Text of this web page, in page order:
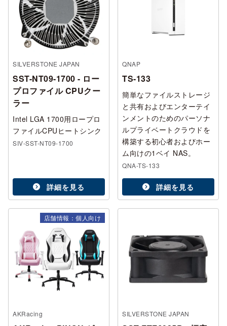
SILVERSTONE JAPAN
SST-NT09-1700 - ロー
プロファイル CPUクー
ラー
Intel LGA 1700用ロープロ
ファイルCPUヒートシンク
SIV-SST-NT09-1700
詳細を見る
QNAP
TS-133
簡単なファイルストレージ
と共有およびエンターテイ
ンメントのためのパーソナ
ルプライベートクラウドを
構築する初心者およびホー
ム向けの1ベイ NAS。
QNA-TS-133
詳細を見る
店舗情報：個人向け
AKRacing SILVERSTONE JAPAN